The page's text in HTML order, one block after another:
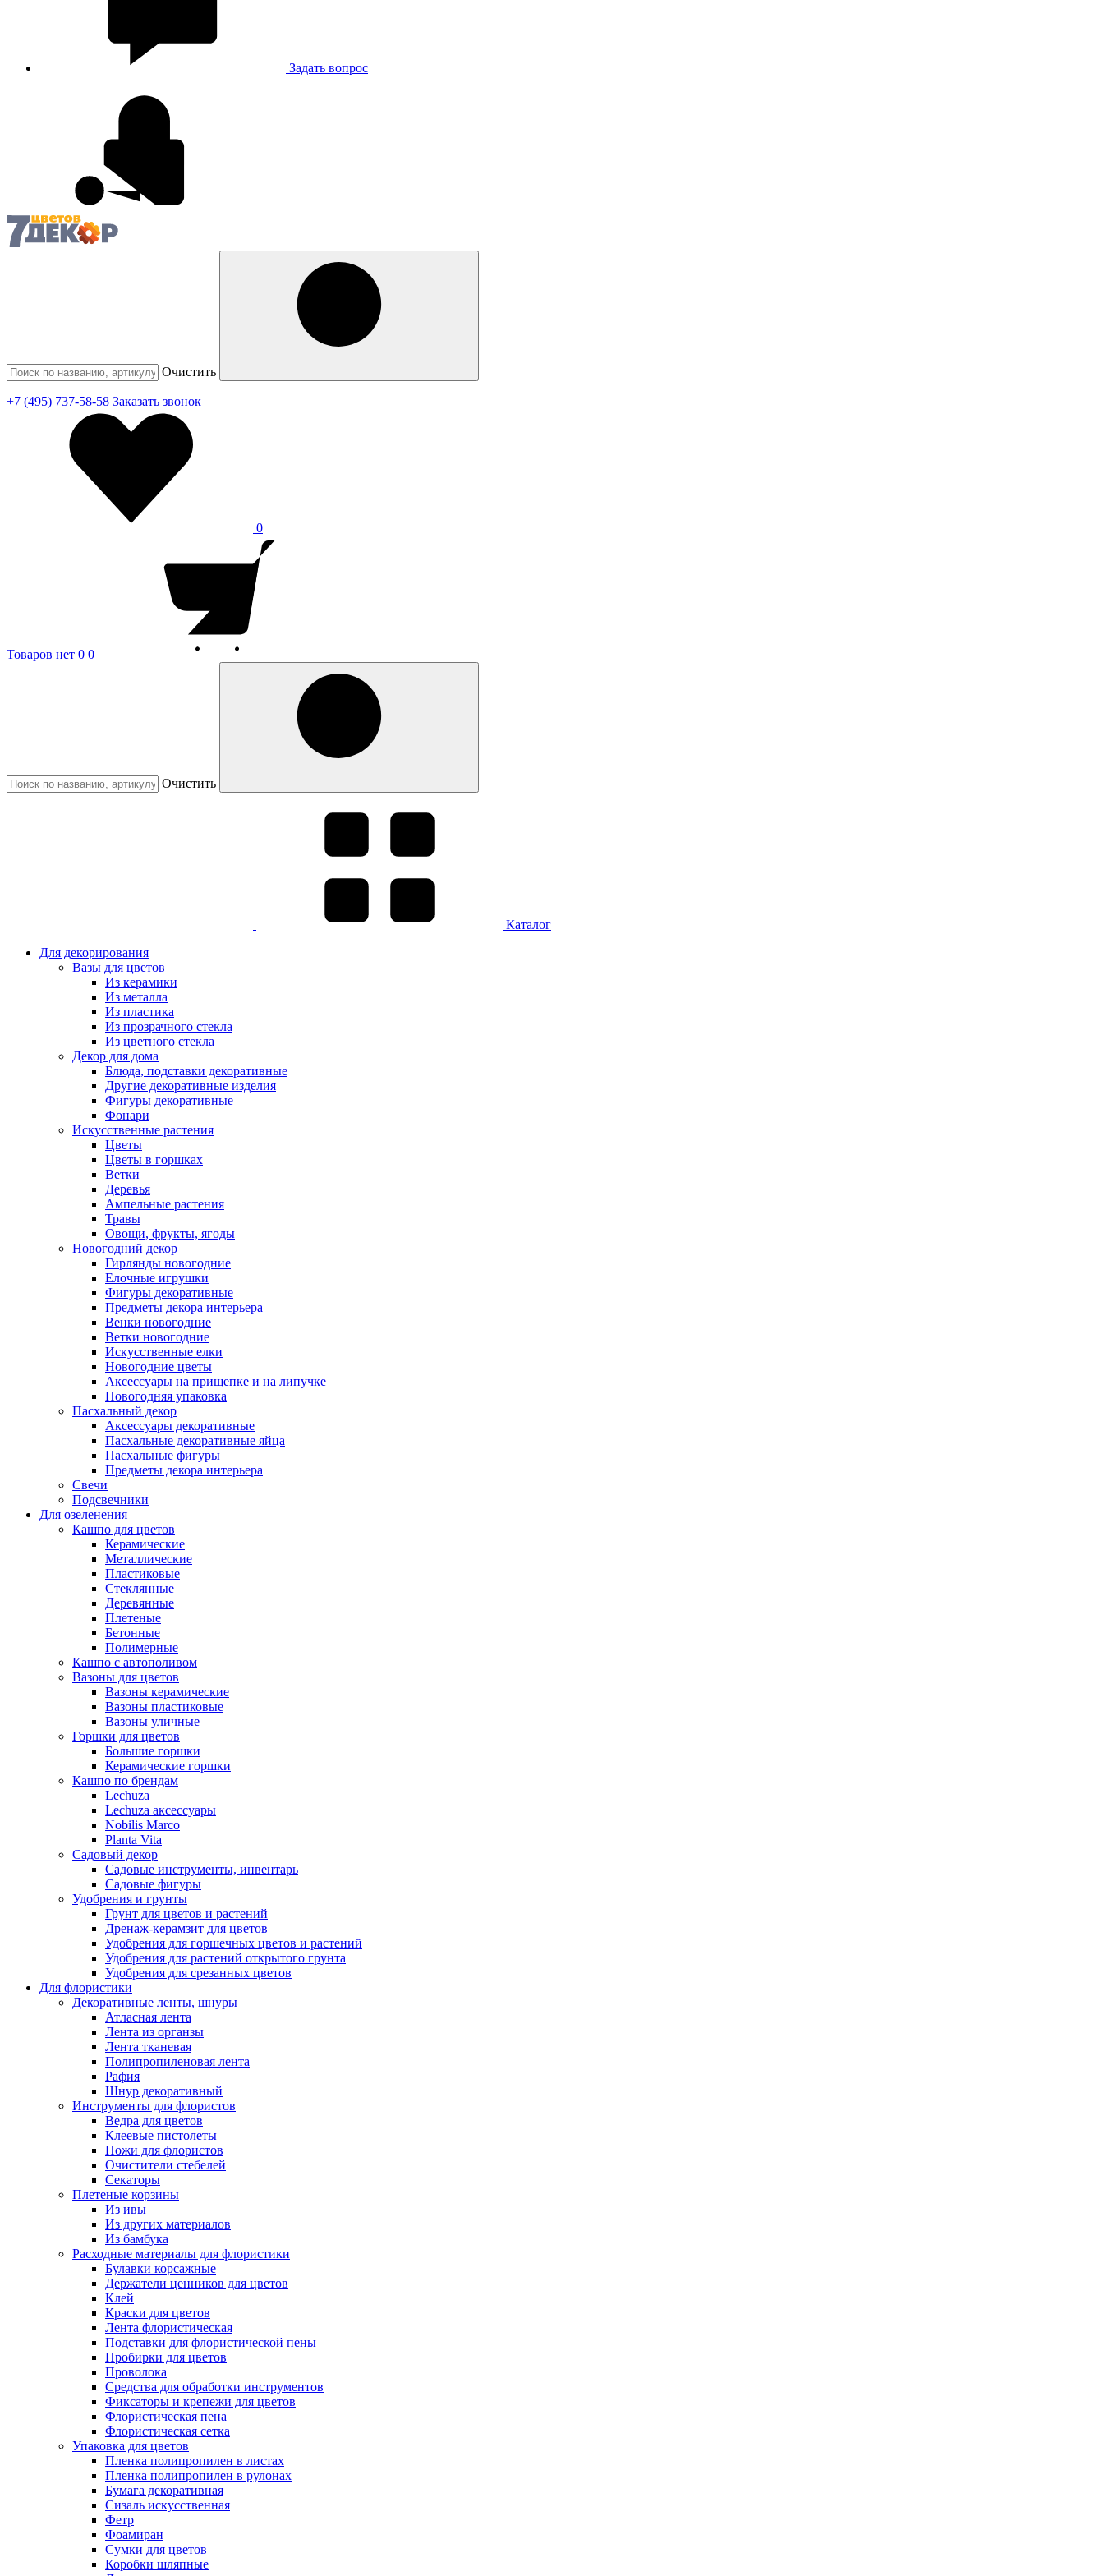
Задать вопрос
Очистить
+7 (495) 737-58-58 Заказать звонок
0
Товаров нет 0 0
Очистить
Каталог
Для декорирования
Вазы для цветов
Из керамики
Из металла
Из пластика
Из прозрачного стекла
Из цветного стекла
Декор для дома
Блюда, подставки декоративные
Другие декоративные изделия
Фигуры декоративные
Фонари
Искусственные растения
Цветы
Цветы в горшках
Ветки
Деревья
Ампельные растения
Травы
Овощи, фрукты, ягоды
Новогодний декор
Гирлянды новогодние
Елочные игрушки
Фигуры декоративные
Предметы декора интерьера
Венки новогодние
Ветки новогодние
Искусственные елки
Новогодние цветы
Аксессуары на прищепке и на липучке
Новогодняя упаковка
Пасхальный декор
Аксессуары декоративные
Пасхальные декоративные яйца
Пасхальные фигуры
Предметы декора интерьера
Свечи
Подсвечники
Для озеленения
Кашпо для цветов
Керамические
Металлические
Пластиковые
Стеклянные
Деревянные
Плетеные
Бетонные
Полимерные
Кашпо с автополивом
Вазоны для цветов
Вазоны керамические
Вазоны пластиковые
Вазоны уличные
Горшки для цветов
Большие горшки
Керамические горшки
Кашпо по брендам
Lechuza
Lechuza аксессуары
Nobilis Marco
Planta Vita
Садовый декор
Садовые инструменты, инвентарь
Садовые фигуры
Удобрения и грунты
Грунт для цветов и растений
Дренаж-керамзит для цветов
Удобрения для горшечных цветов и растений
Удобрения для растений открытого грунта
Удобрения для срезанных цветов
Для флористики
Декоративные ленты, шнуры
Атласная лента
Лента из органзы
Лента тканевая
Полипропиленовая лента
Рафия
Шнур декоративный
Инструменты для флористов
Ведра для цветов
Клеевые пистолеты
Ножи для флористов
Очистители стебелей
Секаторы
Плетеные корзины
Из ивы
Из других материалов
Из бамбука
Расходные материалы для флористики
Булавки корсажные
Держатели ценников для цветов
Клей
Краски для цветов
Лента флористическая
Подставки для флористической пены
Пробирки для цветов
Проволока
Средства для обработки инструментов
Фиксаторы и крепежи для цветов
Флористическая пена
Флористическая сетка
Упаковка для цветов
Пленка полипропилен в листах
Пленка полипропилен в рулонах
Бумага декоративная
Сизаль искусственная
Фетр
Фоамиран
Сумки для цветов
Коробки шляпные